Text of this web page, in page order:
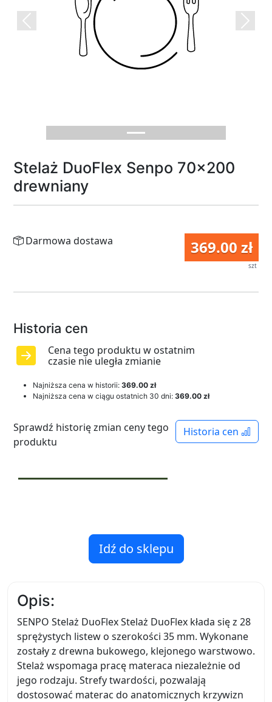
Previous Next
Stelaż DuoFlex Senpo 70x200
drewniany
369.00 zł
szt
Darmowa dostawa
Historia cen
Cena tego produktu w ostatnim
czasie nie uległa zmianie
Najniższa cena w historii: 369.00 zł
Najniższa cena w ciągu ostatnich 30 dni: 369.00 zł
Historia cen
Sprawdź historię zmian ceny tego
produktu
Idź do sklepu
Opis:
SENPO Stelaż DuoFlex Stelaż DuoFlex kłada się z 28
sprężystych listew o szerokości 35 mm. Wykonane
zostały z drewna bukowego, klejonego warstwowo.
Stelaż wspomaga pracę materaca niezależnie od
jego rodzaju. Strefy twardości, pozwalają
dostosować materac do anatomicznych krzywizn